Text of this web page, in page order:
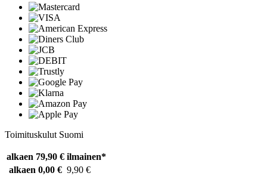
Toimituskulut Suomi
alkaen 79,90 € ilmainen*
alkaen 0,00 € 9,90 €